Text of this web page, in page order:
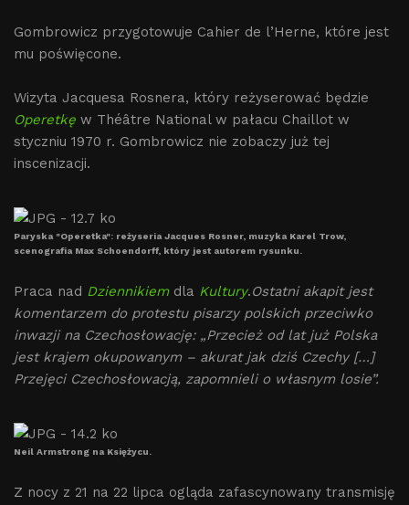
Gombrowicz przygotowuje Cahier de l’Herne, które jest
mu poświęcone.
Wizyta Jacquesa Rosnera, który reżyserować będzie
Operetkę w Théâtre National w pałacu Chaillot w
styczniu 1970 r. Gombrowicz nie zobaczy już tej
inscenizacji.
Paryska "Operetka": reżyseria Jacques Rosner, muzyka Karel Trow,
scenografia Max Schoendorff, który jest autorem rysunku.
Praca nad Dziennikiemdla Kultury.Ostatni akapit jest
komentarzem do protestu pisarzy polskich przeciwko
inwazji na Czechosłowację: „Przecież od lat już Polska
jest krajem okupowanym – akurat jak dziś Czechy […]
Przejęci Czechosłowacją, zapomnieli o własnym losie”.
Neil Armstrong na Księżycu.
Z nocy z 21 na 22 lipca ogląda zafascynowany transmisję